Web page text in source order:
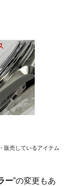
販売しているアイテム
ー”の変更もあ